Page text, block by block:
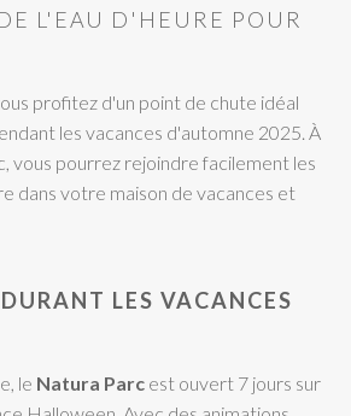
L'EAU D'HEURE POUR
profitez d'un point de chute idéal
les vacances d'automne 2025. À
vous pourrez rejoindre facilement les
dans votre maison de vacances et
LES VACANCES
le Natura Parc est ouvert 7 jours sur